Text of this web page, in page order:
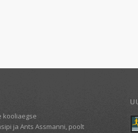
kooliaegse
ja Ants Assmanni, poolt